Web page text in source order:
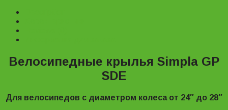
Велосипедные крылья Simpla GP
SDE
Для велосипедов с диаметром колеса от 24″ до 28″